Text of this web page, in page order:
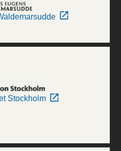
Stockholm